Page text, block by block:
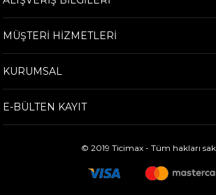
MÜŞTERİ HİZMETLERİ
KURUMSAL
E-BÜLTEN KAYIT
© 2019 Ticimax - Tüm hakları